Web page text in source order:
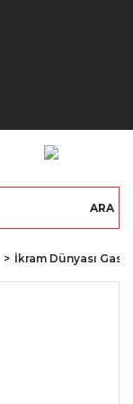
ARA
İkram Dünyası